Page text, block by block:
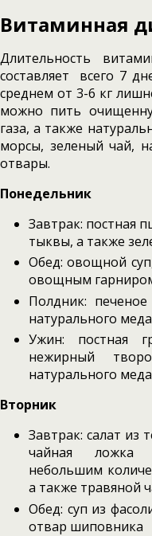
Витаминная
Длительность
составляет всего 7
среднем от 3-6 кг
можно пить
газа, а также
морсы, зеленый чай,
отвары.
Понедельник
Завтрак: постная
тыквы, а также
Обед: овощной
овощным
Полдник:
натурального меда
Ужин: постная
нежирный
натурального меда
Вторник
Завтрак: салат из
чайная ложка
небольшим
а также травяной
Обед: суп из
отвар шиповника